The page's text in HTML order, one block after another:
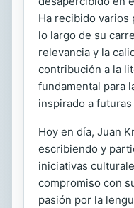
Ha recibido varios
lo largo de su
relevancia y la
contribución a la
fundamental para
inspirado a
Hoy en día, Juan
escribiendo y
iniciativas
compromiso con
pasión por la